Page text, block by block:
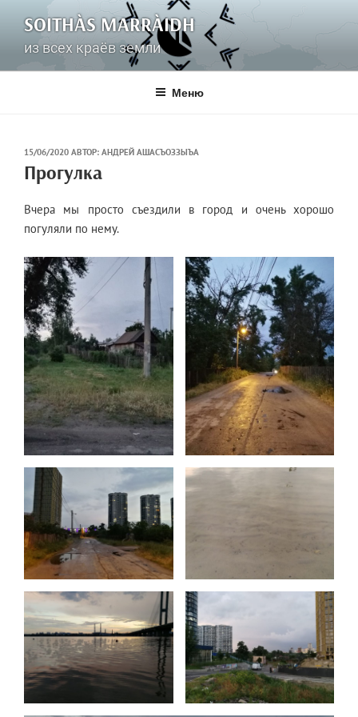
содержимому
SOITHÀS MARRÀIDH
из всех краёв земли
Меню
ОПУБЛИКОВАНО
15/06/2020 АВТОР: АНДРЕЙ АШАСЪОЗЗЫЪА
Прогулка
Вчера мы просто съездили в город и очень хорошо
погуляли по нему.